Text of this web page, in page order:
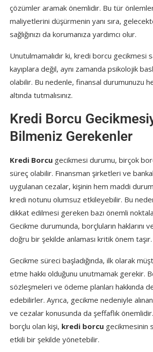
çözümler aramak önemlidir. Bu tür
maliyetlerini düşürmenin yanı sıra,
sağlığınızı da korumanıza yardımcı olur.
Unutulmamalıdır ki, kredi borcu gecikmesi
kayıplara değil, aynı zamanda psikolojik
olabilir. Bu nedenle, finansal durumunuzu
altında tutmalısınız.
Kredi Borcu
Bilmeniz Gerekenler
Kredi Borcu gecikmesi durumu, birçok
süreç olabilir. Finansman şirketleri ve
uygulanan cezalar, kişinin hem maddi
kredi notunu olumsuz etkileyebilir. Bu
dikkat edilmesi gereken bazı önemli
Gecikme durumunda, borçluların haklarını
doğru bir şekilde anlaması kritik önem taşır.
Gecikme süreci başladığında, ilk olarak
etme hakkı olduğunu unutmamak gerekir.
sözleşmeleri ve ödeme planları hakkında
edebilirler. Ayrıca, gecikme nedeniyle
ve cezalar konusunda da şeffaflık
borçlu olan kişi, kredi borcu gecikmesinin
etkili bir şekilde yönetebilir.